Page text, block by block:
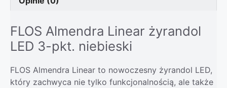
FLOS Almendra Linear żyrandol
LED 3-pkt. niebieski
FLOS Almendra Linear to nowoczesny żyrandol LED,
który zachwyca nie tylko funkcjonalnością, ale także